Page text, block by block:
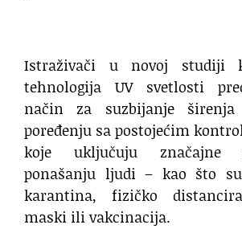
Istraživači u novoj studiji
tehnologija UV svetlosti
način za suzbijanje širenja
poređenju sa postojećim
koje uključuju značajne
ponašanju ljudi – kao što
karantina, fizičko
maski ili vakcinacija.